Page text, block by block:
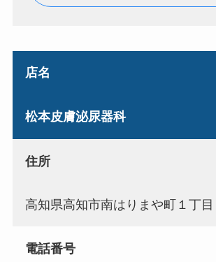
店名
松本皮膚泌尿器科
住所
高知県高知市南はりまや町１丁目
電話番号